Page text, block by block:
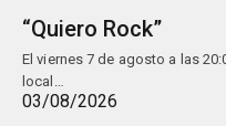
“Quiero Rock”
El viernes 7 de agosto a las
local…
03/08/2026